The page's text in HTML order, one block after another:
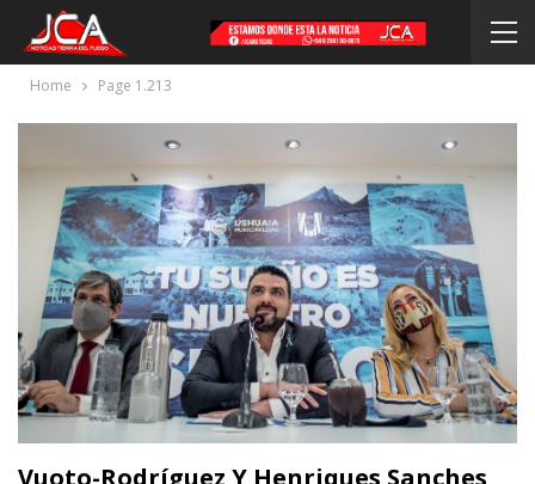
Home Page 1.213
Vuoto-Rodríguez Y Henriques Sanches